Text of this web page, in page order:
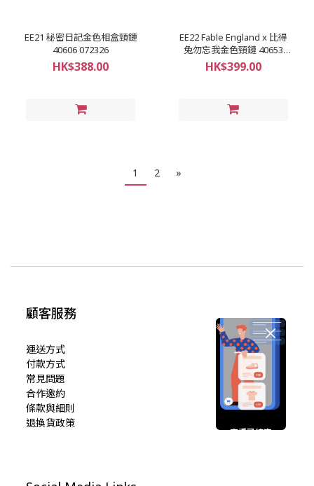
EE21 秘密日記金色相盒頸鏈
40606 072326
HK$388.00
EE22 Fable England x 比得
兔勿忘我金色頸鏈 40653
072326
HK$399.00
1 2 »
顧客服務
運送方式
付款方式
常見問題
合作邀約
條款與細則
退換貨政策
直播已結束